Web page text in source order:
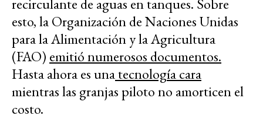
recirculante de aguas en tanques. Sobre
esto, la Organización de Naciones Unidas
para la Alimentación y la Agricultura
(FAO) emitió numerosos documentos.
Hasta ahora es unatecnología cara
mientras las granjas piloto no amorticen el
costo.